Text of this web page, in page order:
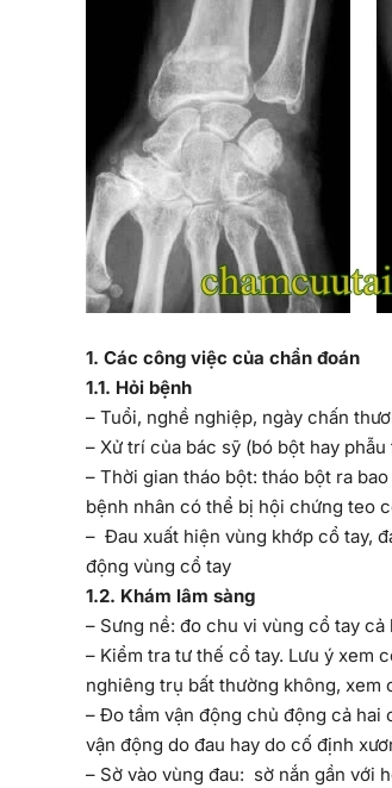
1. Các công việc của chẩn đoán
1.1. Hỏi bệnh
– Tuổi, nghề nghiệp, ngày chấn
– Xử trí của bác sỹ (bó bột hay
– Thời gian tháo bột: tháo bột ra
bệnh nhân có thể bị hội chứng teo
– Đau xuất hiện vùng khớp cổ tay,
động vùng cổ tay
1.2. Khám lâm sàng
– Sưng nề: đo chu vi vùng cổ tay cả
– Kiểm tra tư thế cổ tay. Lưu ý xem
nghiêng trụ bất thường không, xem
– Đo tầm vận động chủ động cả hai
vận động do đau hay do cố định
– Sờ vào vùng đau: sờ nắn gần với